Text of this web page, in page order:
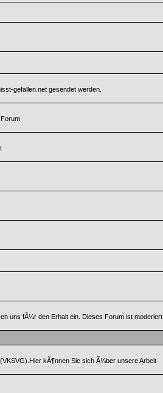
gefallen.net gesendet werden.
uns fÃ¼r den Erhalt ein. Dieses Forum ist moderiert,
kÃ¶nnen Sie sich Ã¼ber unsere Arbeit